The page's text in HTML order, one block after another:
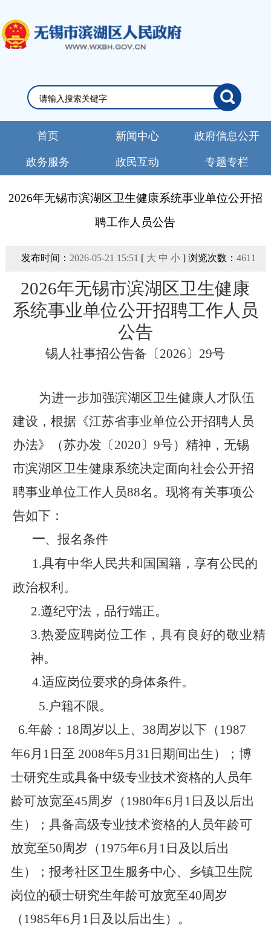
首页 新闻中心 政府信息公开
政务服务 政民互动 专题专栏
2026年无锡市滨湖区卫生健康系统事业单位公开招
聘工作人员公告
发布时间： 2026-05-21 15:51 [ 大 中 小] 浏览次数： 4611
2026年无锡市滨湖区卫生健康
系统事业单位公开招聘工作人员
公告
锡人社事招公告备 〔2026〕 29号
为进一步加强滨湖区卫生健康人才队伍
建设， 根据《江苏省事业单位公开招聘人员
办法》（苏办发〔2020〕 9号）精神，无锡
市滨湖区卫生健康系统决定面向社会公开招
聘事业单位工作人员88名。现将有关事项公
告如下：
一、报名条件
1.具有中华人民共和国国籍，享有公民的
政治权利 。
2.遵纪守法，品行端正。
3.热爱应聘岗位工作，具有良好的敬业精
神。
4.适应岗位要求的身体条件。
5.户籍不限。
6.年龄： 18周岁以上、 38周岁以下（ 1987
年6月 1 日至 2008年5月 31 日期间出生 ）；博
士研究生或具备中级专业技术资格的人员年
龄可放宽至45周岁（ 1980年6月 1 日及以后出
生）
；具备高级专业技术资格的人员年龄可
放宽至50周岁（ 1975年6月 1 日及以后出
生）
；报考社区卫生服务中心、乡镇卫生院
岗位的硕士研究生年龄可放宽至40周岁
（ 1985年6月 1 日及以后出生） 。